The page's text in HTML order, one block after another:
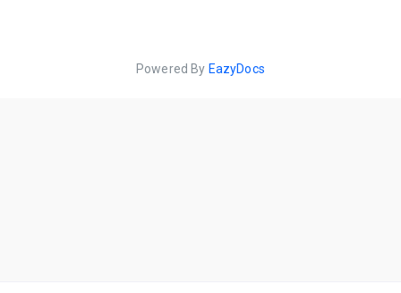
Powered By EazyDocs